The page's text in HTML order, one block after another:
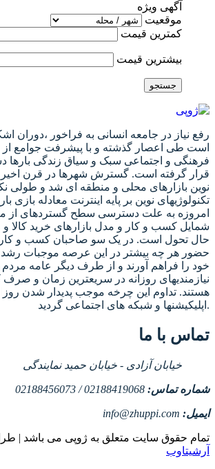
آگهی ویژه
موقعیت
کمترین قیمت
بیشترین قیمت
جستجو
رفع نیاز در جامعه انسانی به فراخور ،دوران
است طی اعصار گذشته و با پیشرفت جوامع
فرهنگی و اجتماعی سبک و سیاق زندگی بارها
قرار گرفته است. گسترش شهرها در قرن
نوین بازارهای محلی و منطقه ای شد و طولی
تکنولوژیهای نوین بر پایه اینترنت معادله بازی
امروزه به علت دسترسی سطح گستردهای از
شمایل کسب و کار و مدل بازارهای خرید کالا
حال تحول است. در یک سو صاحبان کسب و کارها
حضور هر چه بیشتر در این عرصه موجبات رشد
خود را فراهم آورند و از طرف دیگر عامه مردم
نیازمندیهای روزانه در سریعترین زمان و صرف
هستند. تداوم این چرخه موجب پدیدار شدن روز
اپلیکیشنها و شبکه های اجتماعی گردید.
تماس با ما
خیابان آزادی - خیابان حمید نمایندگی
شماره تماس: 02188419068 / 02188456073
ایمیل: info@zhuppi.com
تمام حقوق سایت متعلق به ژوپی می باشد |
آرشیتاوب